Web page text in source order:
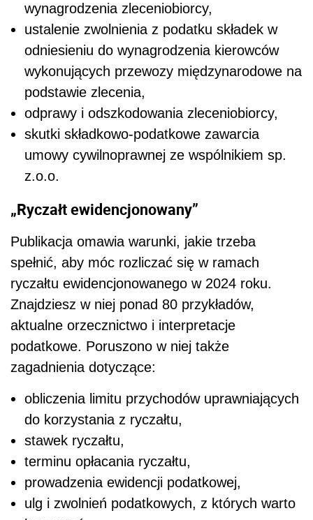
wynagrodzenia zleceniobiorcy,
ustalenie zwolnienia z podatku składek w
odniesieniu do wynagrodzenia kierowców
wykonujących przewozy międzynarodowe na
podstawie zlecenia,
odprawy i odszkodowania zleceniobiorcy,
skutki składkowo-podatkowe zawarcia
umowy cywilnoprawnej ze wspólnikiem sp.
z.o.o.
„Ryczałt ewidencjonowany”
Publikacja omawia warunki, jakie trzeba
spełnić, aby móc rozliczać się w ramach
ryczałtu ewidencjonowanego w 2024 roku.
Znajdziesz w niej ponad 80 przykładów,
aktualne orzecznictwo i interpretacje
podatkowe. Poruszono w niej także
zagadnienia dotyczące:
obliczenia limitu przychodów uprawniających
do korzystania z ryczałtu,
stawek ryczałtu,
terminu opłacania ryczałtu,
prowadzenia ewidencji podatkowej,
ulg i zwolnień podatkowych, z których warto